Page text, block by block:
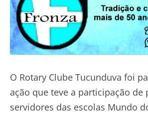
O Rotary Clube Tucunduva foi
ação que teve a participação de
servidores das escolas Mundo